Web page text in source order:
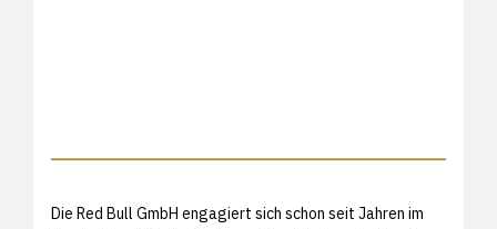
Die Red Bull GmbH engagiert sich schon seit Jahren im